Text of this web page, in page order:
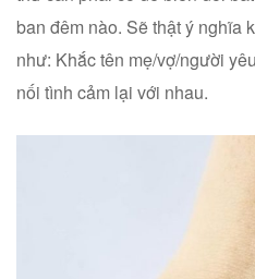
ban đêm nào. Sẽ thật ý nghĩa
như: Khắc tên mẹ/vợ/người
nối tình cảm lại với nhau.